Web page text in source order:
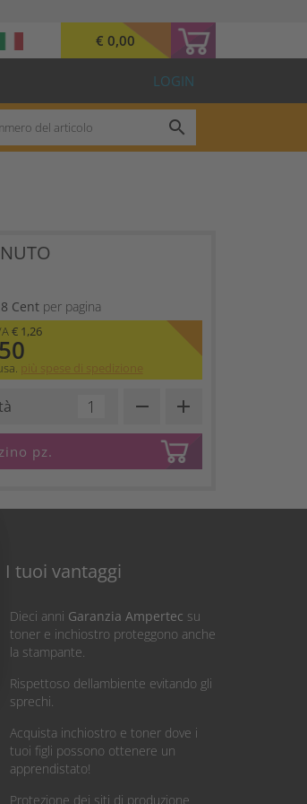
€ 0,00
LOGIN
search
Centper pagina
€ 1,26
più spese di spedizione
remove add
pz.
I tuoi vantaggi
Dieci anni Garanzia Ampertec su
toner e inchiostro proteggono anche
la stampante.
Rispettoso dellambiente evitando gli
sprechi.
Acquista inchiostro e toner dove i
tuoi figli possono ottenere un
apprendistato!
Protezione dei siti di produzione